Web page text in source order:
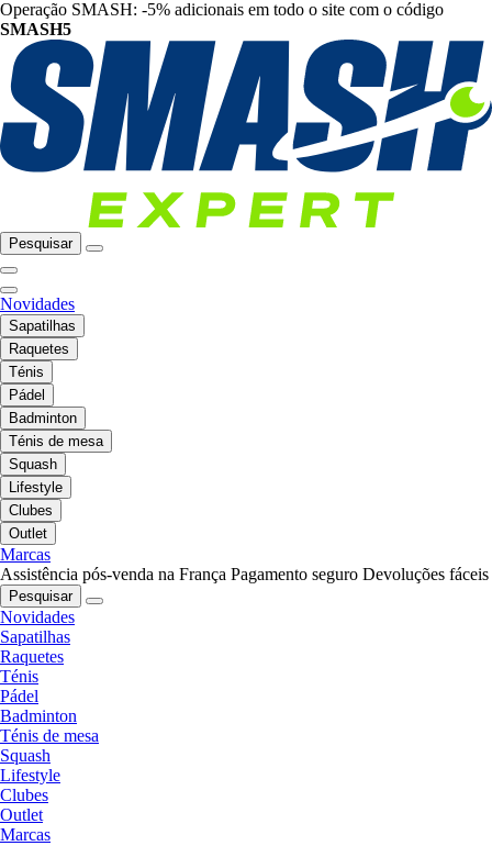
Operação SMASH: -5% adicionais em todo o site com o código
SMASH5
Pesquisar
Novidades
Sapatilhas
Raquetes
Ténis
Pádel
Badminton
Ténis de mesa
Squash
Lifestyle
Clubes
Outlet
Marcas
Assistência pós-venda na França Pagamento seguro Devoluções fáceis
Pesquisar
Novidades
Sapatilhas
Raquetes
Ténis
Pádel
Badminton
Ténis de mesa
Squash
Lifestyle
Clubes
Outlet
Marcas